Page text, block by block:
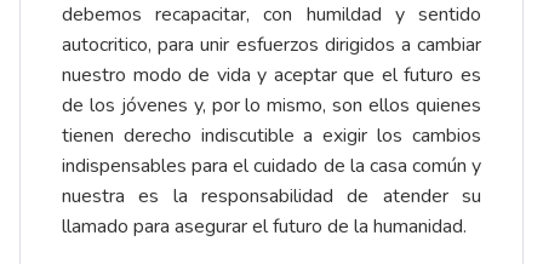
debemos recapacitar, con humildad y sentido
autocritico, para unir esfuerzos dirigidos a cambiar
nuestro modo de vida y aceptar que el futuro es
de los jóvenes y, por lo mismo, son ellos quienes
tienen derecho indiscutible a exigir los cambios
indispensables para el cuidado de la casa común y
nuestra es la responsabilidad de atender su
llamado para asegurar el futuro de la humanidad.